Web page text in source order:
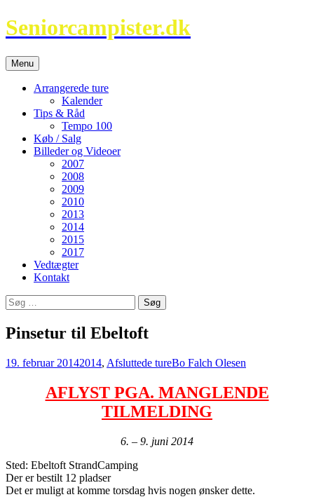
Hop
til
Seniorcampister.dk
Menu
Arrangerede ture
Kalender
Tips & Råd
Tempo 100
Køb / Salg
Billeder og Videoer
2007
2008
2009
2010
2013
2014
2015
2017
Vedtægter
Kontakt
Søg
efter:
Pinsetur til Ebeltoft
19. februar 20142014, Afsluttede tureBo Falch Olesen
AFLYST PGA. MANGLENDE
TILMELDING
6. – 9. juni 2014
Sted: Ebeltoft StrandCamping
Der er bestilt 12 pladser
Det er muligt at komme torsdag hvis nogen ønsker dette.